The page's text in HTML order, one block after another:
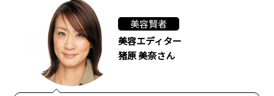
美容賢者
美容エディター
猪原 美奈さん